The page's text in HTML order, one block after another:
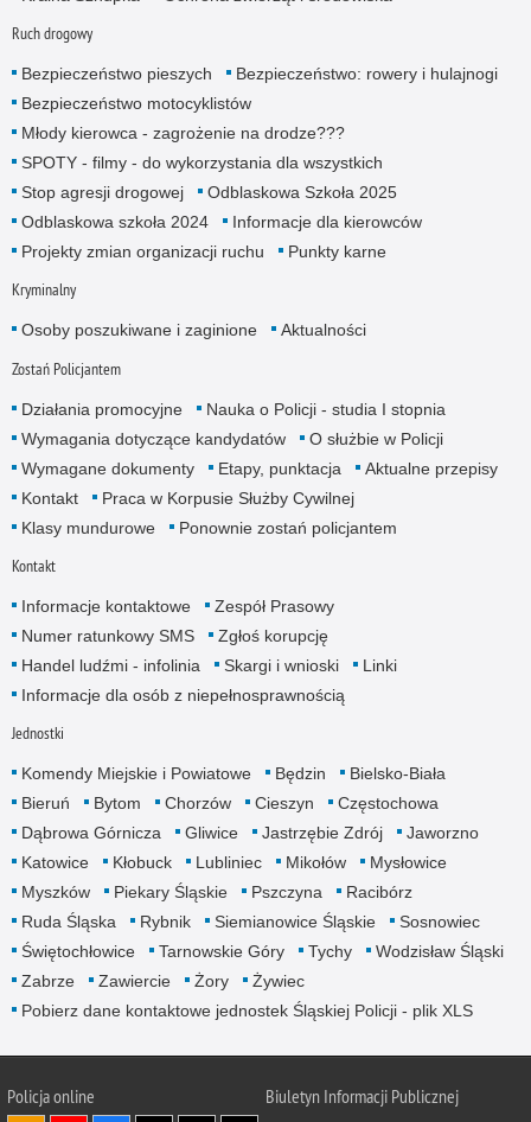
Ruch drogowy
Bezpieczeństwo pieszych
Bezpieczeństwo: rowery i hulajnogi
Bezpieczeństwo motocyklistów
Młody kierowca - zagrożenie na drodze???
SPOTY - filmy - do wykorzystania dla wszystkich
Stop agresji drogowej
Odblaskowa Szkoła 2025
Odblaskowa szkoła 2024
Informacje dla kierowców
Projekty zmian organizacji ruchu
Punkty karne
Kryminalny
Osoby poszukiwane i zaginione Aktualności
Zostań Policjantem
Działania promocyjne
Nauka o Policji - studia I stopnia
Wymagania dotyczące kandydatów
O służbie w Policji
Wymagane dokumenty
Etapy, punktacja
Aktualne przepisy
Kontakt
Praca w Korpusie Służby Cywilnej
Klasy mundurowe
Ponownie zostań policjantem
Kontakt
Informacje kontaktowe
Zespół Prasowy
Numer ratunkowy SMS
Zgłoś korupcję
Handel ludźmi - infolinia
Skargi i wnioski
Linki
Informacje dla osób z niepełnosprawnością
Jednostki
Komendy Miejskie i Powiatowe Będzin
Bielsko-Biała
Bieruń
Bytom Chorzów Cieszyn
Częstochowa
Dąbrowa Górnicza
Gliwice Jastrzębie Zdrój
Jaworzno
Katowice
Kłobuck Lubliniec Mikołów
Mysłowice
Myszków
Piekary Śląskie Pszczyna
Racibórz
Ruda Śląska
Rybnik Siemianowice Śląskie
Sosnowiec
Świętochłowice
Tarnowskie Góry Tychy
Wodzisław Śląski
Zabrze
Zawiercie Żory
Żywiec
Pobierz dane kontaktowe jednostek Śląskiej Policji - plik XLS
Policja online Biuletyn Informacji Publicznej